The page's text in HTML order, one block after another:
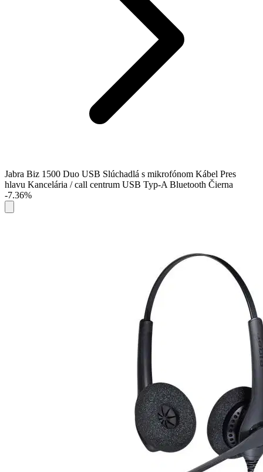
Jabra Biz 1500 Duo USB Slúchadlá s mikrofónom Kábel Pres
hlavu Kancelária / call centrum USB Typ-A Bluetooth Čierna
-7.36%